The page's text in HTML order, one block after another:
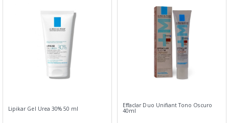
Lipikar Gel Urea 30% 50 ml Effaclar Duo Unifiant Tono Oscuro
40ml